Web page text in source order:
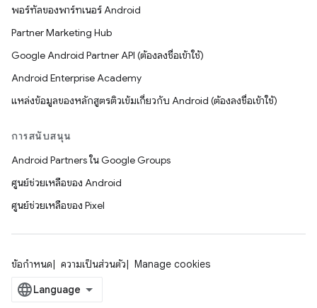
พอร์ทัลของพาร์ทเนอร์ Android
Partner Marketing Hub
Google Android Partner API (ต้องลงชื่อเข้าใช้)
Android Enterprise Academy
แหล่งข้อมูลของหลักสูตรติวเข้มเกี่ยวกับ Android (ต้องลงชื่อเข้าใช้)
การสนับสนุน
Android Partners ใน Google Groups
ศูนย์ช่วยเหลือของ Android
ศูนย์ช่วยเหลือของ Pixel
ข้อกำหนด ความเป็นส่วนตัว Manage cookies